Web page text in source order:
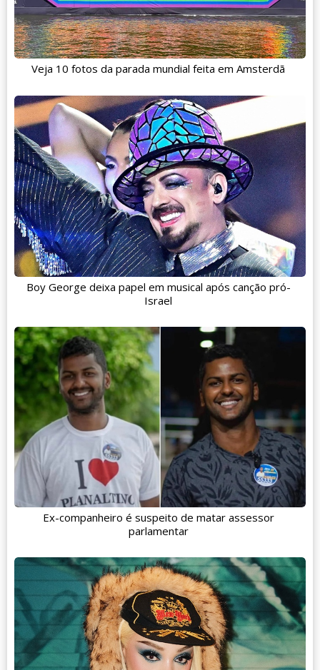
Veja 10 fotos da parada mundial feita em Amsterdã
Boy George deixa papel em musical após canção pró-
Israel
Ex-companheiro é suspeito de matar assessor
parlamentar